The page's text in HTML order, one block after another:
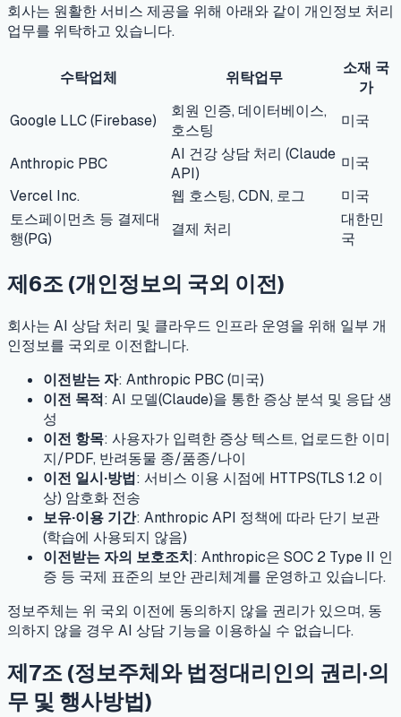
회사는 원활한 서비스 제공을 위해 아래와 같이 개인정보 처리
업무를 위탁하고 있습니다.
수탁업체 위탁업무
소재 국
가
Google LLC (Firebase)
회원 인증, 데이터베이스,
호스팅
미국
Anthropic PBC
AI 건강 상담 처리 (Claude
API)
미국
Vercel Inc.
웹 호스팅, CDN, 로그
미국
토스페이먼츠 등 결제대
행(PG)
결제 처리
대한민
국
제6조 (개인정보의 국외 이전)
회사는 AI 상담 처리 및 클라우드 인프라 운영을 위해 일부 개
인정보를 국외로 이전합니다.
이전받는 자: Anthropic PBC (미국)
이전 목적: AI 모델(Claude)을 통한 증상 분석 및 응답 생
성
이전 항목: 사용자가 입력한 증상 텍스트, 업로드한 이미
지/PDF, 반려동물 종/품종/나이
이전 일시·방법: 서비스 이용 시점에 HTTPS(TLS 1.2 이
상) 암호화 전송
보유·이용 기간: Anthropic API 정책에 따라 단기 보관
(학습에 사용되지 않음)
이전받는 자의 보호조치: Anthropic은 SOC 2 Type II 인
증 등 국제 표준의 보안 관리체계를 운영하고 있습니다.
정보주체는 위 국외 이전에 동의하지 않을 권리가 있으며, 동
의하지 않을 경우 AI 상담 기능을 이용하실 수 없습니다.
제7조 (정보주체와 법정대리인의 권리·의
무 및 행사방법)